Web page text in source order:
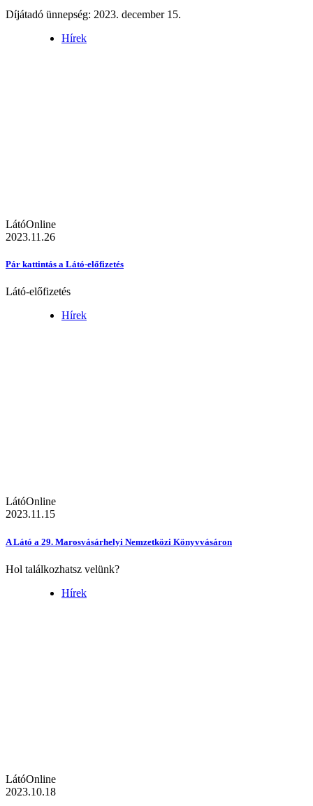
Díjátadó ünnepség: 2023. december 15.
Hírek
LátóOnline
2023.11.26
Pár kattintás a Látó-előfizetés
Látó-előfizetés
Hírek
LátóOnline
2023.11.15
A Látó a 29. Marosvásárhelyi Nemzetközi Könyvvásáron
Hol találkozhatsz velünk?
Hírek
LátóOnline
2023.10.18